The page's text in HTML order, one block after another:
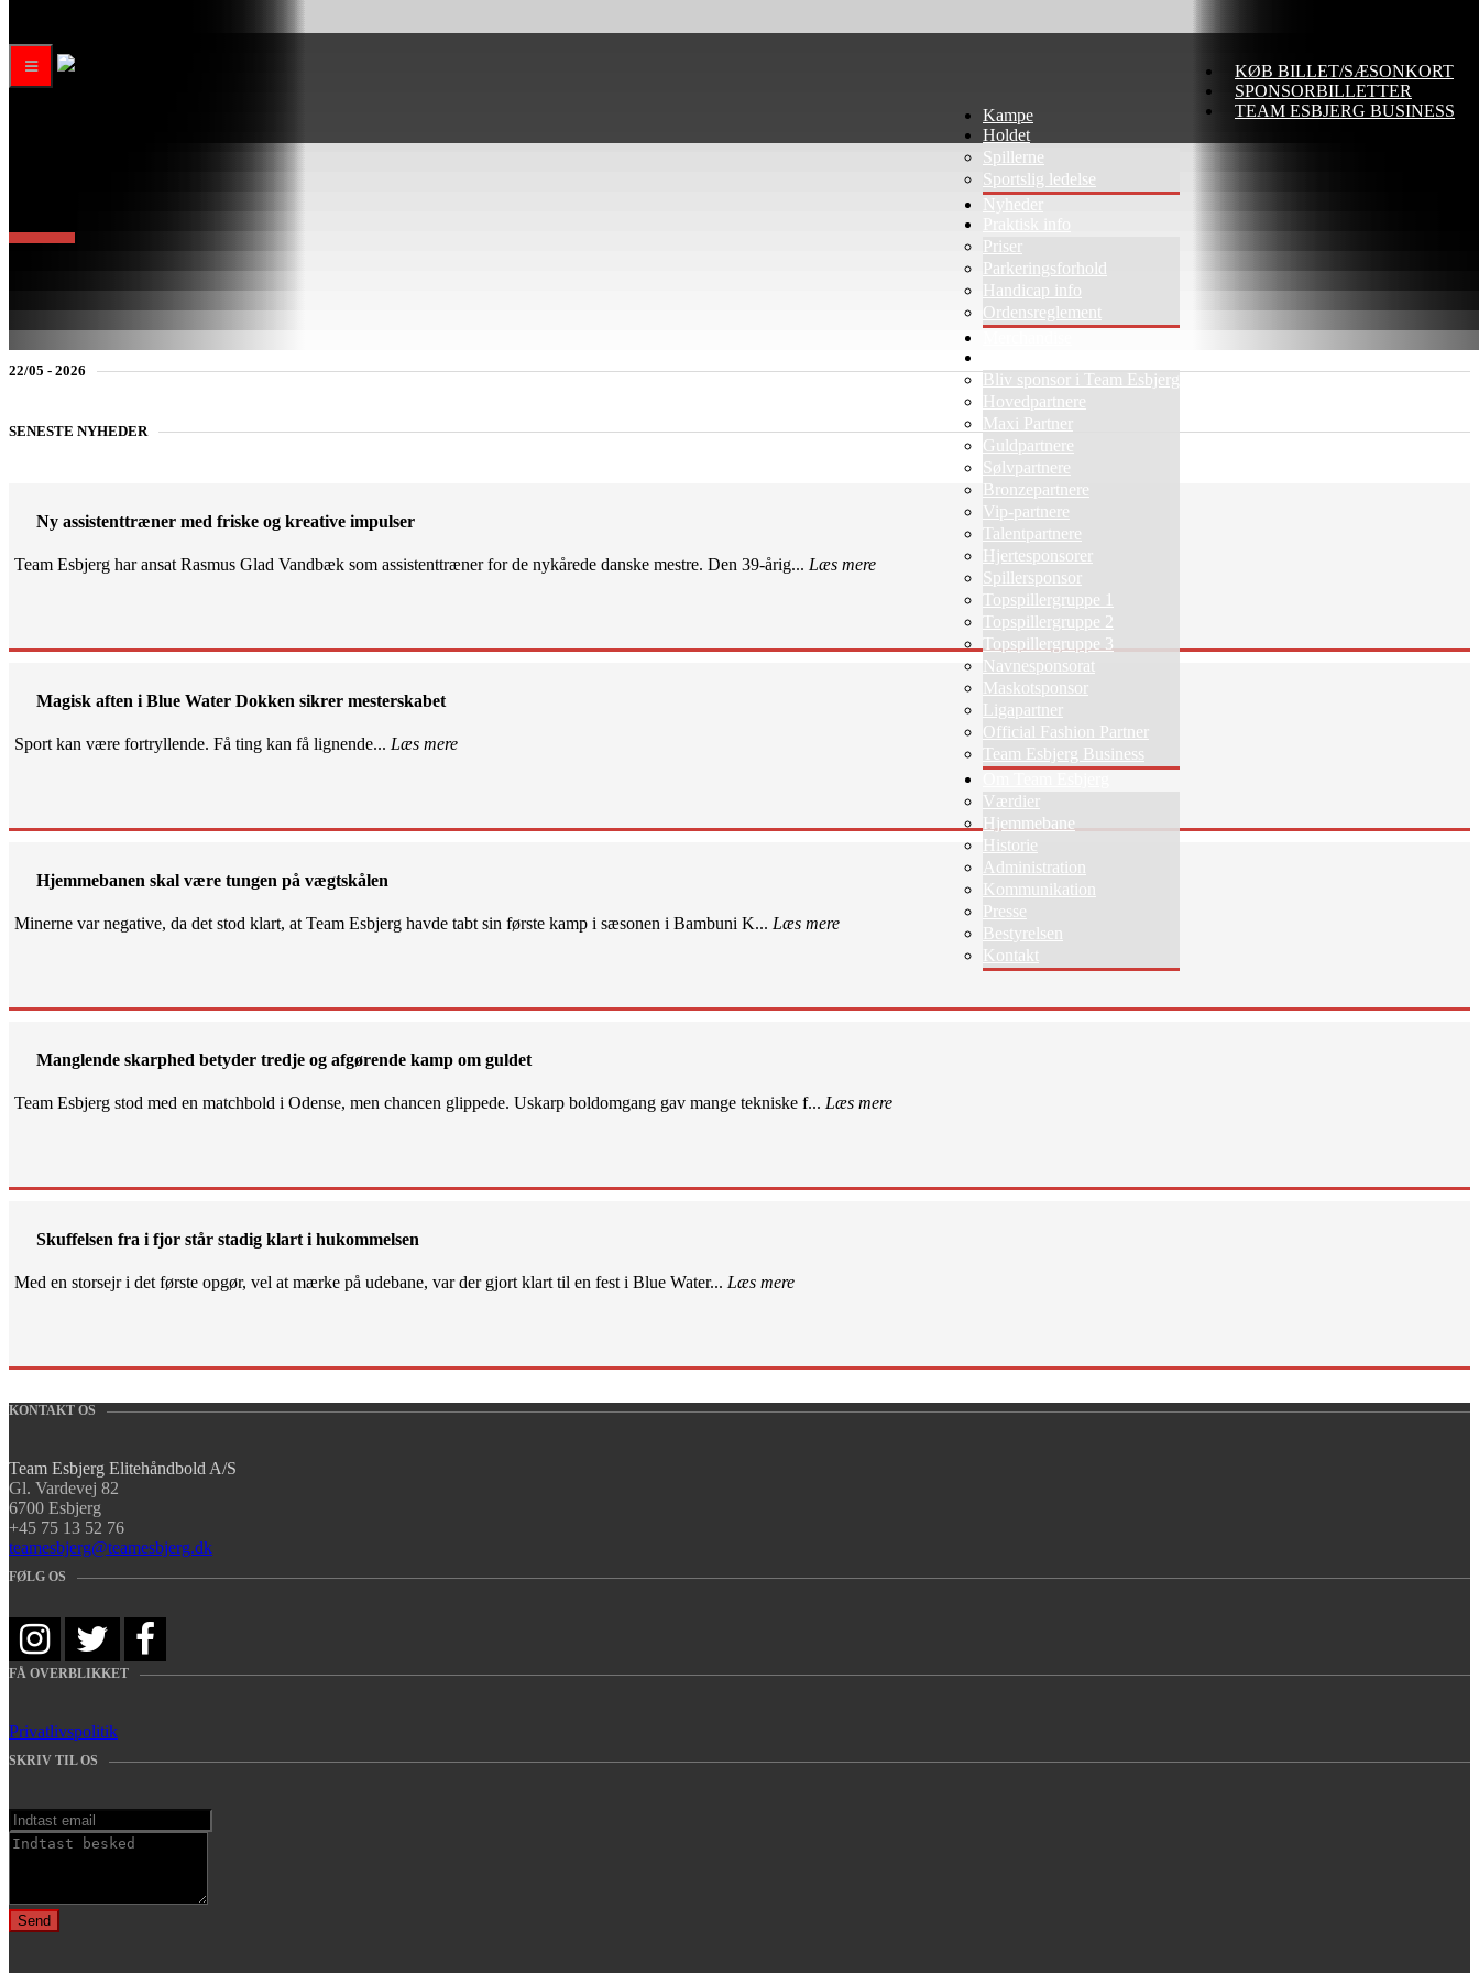
KØB BILLET/SÆSONKORT
SPONSORBILLETTER
TEAM ESBJERG BUSINESS
Toggle
Kampe
Holdet
Spillerne
Sportslig ledelse
Nyheder
Priser
Parkeringsforhold
Handicap info
Ordensreglement
Bliv sponsor i Team Esbjerg
Hovedpartnere
Maxi Partner
Guldpartnere
Sølvpartnere
Bronzepartnere
Vip-partnere
Talentpartnere
Hjertesponsorer
Spillersponsor
Topspillergruppe 1
Topspillergruppe 2
Topspillergruppe 3
Navnesponsorat
Maskotsponsor
Ligapartner
Official Fashion Partner
Team Esbjerg Business
Værdier
Hjemmebane
Historie
Administration
Kommunikation
Presse
Bestyrelsen
Kontakt
22/05 - 2026
SENESTE NYHEDER
Ny assistenttræner med friske og kreative impulser
Team Esbjerg har ansat Rasmus Glad Vandbæk som assistenttræner for de nykårede danske mestre. Den 39-årig... Læs mere
Magisk aften i Blue Water Dokken sikrer mesterskabet
Sport kan være fortryllende. Få ting kan få lignende... Læs mere
Hjemmebanen skal være tungen på vægtskålen
Minerne var negative, da det stod klart, at Team Esbjerg havde tabt sin første kamp i sæsonen i Bambuni K... Læs mere
Manglende skarphed betyder tredje og afgørende kamp om guldet
Team Esbjerg stod med en matchbold i Odense, men chancen glippede. Uskarp boldomgang gav mange tekniske f... Læs mere
Skuffelsen fra i fjor står stadig klart i hukommelsen
Med en storsejr i det første opgør, vel at mærke på udebane, var der gjort klart til en fest i Blue Water... Læs mere
KONTAKT OS
Team Esbjerg Elitehåndbold A/S
Gl. Vardevej 82
6700 Esbjerg
+45 75 13 52 76
teamesbjerg@teamesbjerg.dk
FØLG OS
FÅ OVERBLIKKET
Privatlivspolitik
SKRIV TIL OS